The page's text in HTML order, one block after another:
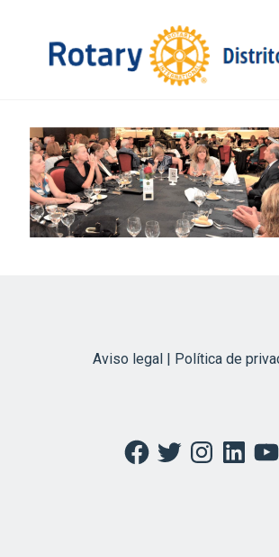
Aviso legal | Política de
Facebook
TwitterInstagramLinkedIn